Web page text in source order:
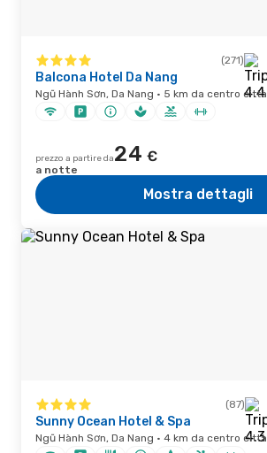
(271)
Balcona Hotel Da Nang
Ngũ Hành Sơn, Da Nang · 5 km da centro città
prezzo a partire da24 €
a notte
Mostra dettagli
(87)
Sunny Ocean Hotel & Spa
Ngũ Hành Sơn, Da Nang · 4 km da centro città